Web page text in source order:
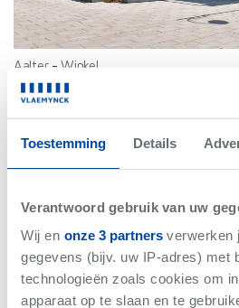
Toestemming Details
Verantwoord gebruik van uw
Wij en onze 3 partnersverwerken
gegevens (bijv. uw IP-adres) met
technologieën zoals cookies om
apparaat op te slaan en te
Aalter-Winkel
€410.000
Bew. Opp. 228 m²
Net gemist
VERKOCHT